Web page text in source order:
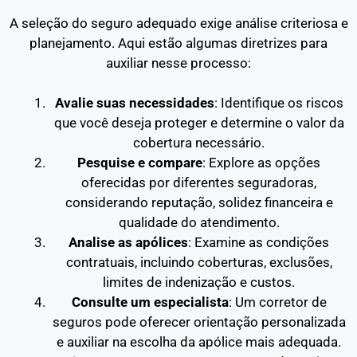
A seleção do seguro adequado exige análise criteriosa e
planejamento. Aqui estão algumas diretrizes para
auxiliar nesse processo:
Avalie suas necessidades: Identifique os riscos
que você deseja proteger e determine o valor da
cobertura necessário.
Pesquise e compare: Explore as opções
oferecidas por diferentes seguradoras,
considerando reputação, solidez financeira e
qualidade do atendimento.
Analise as apólices: Examine as condições
contratuais, incluindo coberturas, exclusões,
limites de indenização e custos.
Consulte um especialista: Um corretor de
seguros pode oferecer orientação personalizada
e auxiliar na escolha da apólice mais adequada.